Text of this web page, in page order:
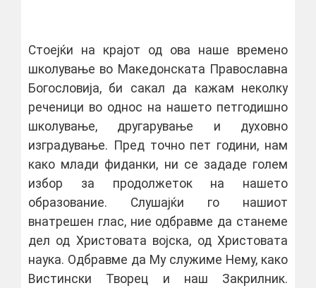
Стоејќи на крајот од ова наше времено
школување во Македонската Православна
Богословија, би сакал да кажам неколку
реченици во однос на нашето петгодишно
школување, другарување и духовно
изградување. Пред точно пет години, нам
како млади фиданки, ни се зададе голем
избор за продолжеток на нашето
образование. Слушајќи го нашиот
внатрешен глас, ние одбравме да станеме
дел од Христовата војска, од Христовата
наука. Одбравме да Му служиме Нему, како
Вистински Творец и наш Закрилник.